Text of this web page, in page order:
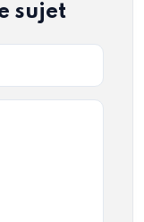
sujet